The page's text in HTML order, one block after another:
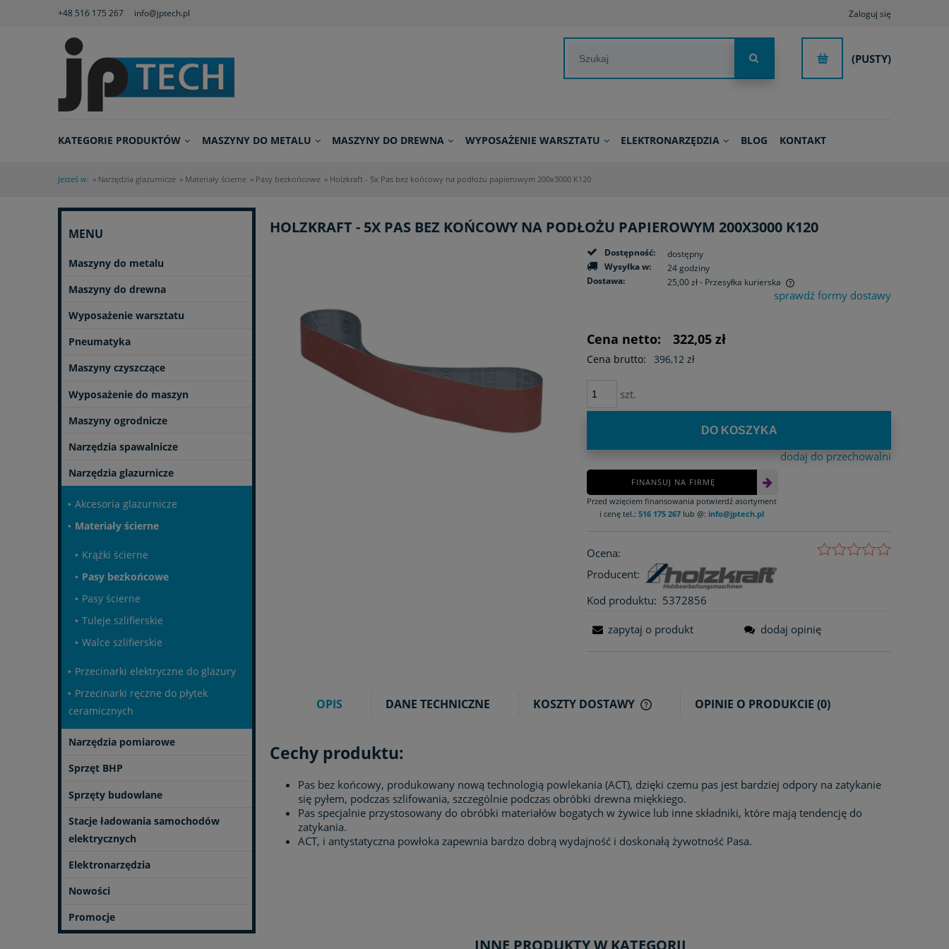
Zaloguj się
+48 516 175 267 info@jptech.pl
(PUSTY)
KATEGORIE PRODUKTÓW MASZYNY DO METALU MASZYNY DO DREWNA WYPOSAŻENIE WARSZTATU ELEKTRONARZĘDZIA BLOG KONTAKT
Jesteś w: » Narzędzia glazurnicze » Materiały ścierne » Pasy bezkońcowe » Holzkraft - 5x Pas bez końcowy na podłożu papierowym 200x3000 K120
MENU
Maszyny do metalu
Maszyny do drewna
Wyposażenie warsztatu
Pneumatyka
Maszyny czyszczące
Wyposażenie do maszyn
Maszyny ogrodnicze
Narzędzia spawalnicze
Narzędzia glazurnicze
Akcesoria glazurnicze
Materiały ścierne
Krążki ścierne
Pasy bezkońcowe
Pasy ścierne
Tuleje szlifierskie
Walce szlifierskie
Przecinarki elektryczne do glazury
Przecinarki ręczne do płytek
ceramicznych
Narzędzia pomiarowe
Sprzęt BHP
Sprzęty budowlane
Stacje ładowania samochodów
elektrycznych
Elektronarzędzia
Nowości
Promocje
HOLZKRAFT - 5X PAS BEZ KOŃCOWY NA PODŁOŻU PAPIEROWYM 200X3000 K120
Dostępność:
dostępny
Wysyłka w:
24 godziny
Dostawa:
25,00 zł- Przesyłka kurierska
sprawdź formy dostawy
Cena netto: 322,05 zł
Cena brutto: 396,12 zł
szt.
DO KOSZYKA
dodaj do przechowalni
FINANSUJ NA FIRMĘ
Przed wzięciem finansowania potwierdź asortyment
i cenę tel.:516 175 267 lub @: info@jptech.pl
Ocena:
Producent:
Kod produktu: 5372856
zapytaj o produkt dodaj opinię
OPIS DANE TECHNICZNE KOSZTY DOSTAWY OPINIE O PRODUKCIE (0)
Cechy produktu:
Pas bez końcowy, produkowany nową technologią powlekania (ACT), dzięki czemu pas jest bardziej odpory na zatykanie
się pyłem, podczas szlifowania, szczególnie podczas obróbki drewna miękkiego.
Pas specjalnie przystosowany do obróbki materiałów bogatych w żywice lub inne składniki, które mają tendencję do
zatykania.
ACT, i antystatyczna powłoka zapewnia bardzo dobrą wydajność i doskonałą żywotność Pasa.
INNE PRODUKTY W KATEGORII